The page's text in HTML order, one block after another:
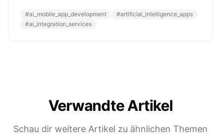
#ai_mobile_app_development #artificial_intelligence_apps
#ai_integration_services
Verwandte Artikel
Schau dir weitere Artikel zu ähnlichen Themen